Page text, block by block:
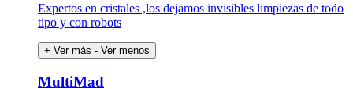
Expertos en cristales ,los dejamos invisibles limpiezas de todo
tipo y con robots
+ Ver más - Ver menos
MultiMad